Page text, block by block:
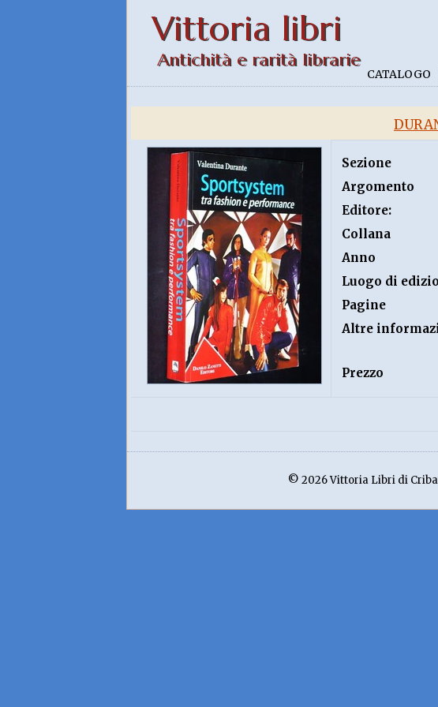
Vittoria libri
Antichità e rarità librarie
CATALOGO
Sezione
Argomento
Editore:
Collana
Anno
Luogo di
Pagine
Altre
Prezzo
© 2026 Vittoria Libri di